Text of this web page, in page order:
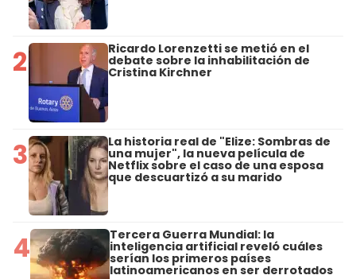
2 Ricardo Lorenzetti se metió en el
debate sobre la inhabilitación de
Cristina Kirchner
3 La historia real de "Elize: Sombras de
una mujer", la nueva película de
Netflix sobre el caso de una esposa
que descuartizó a su marido
4 Tercera Guerra Mundial: la
inteligencia artificial reveló cuáles
serían los primeros países
latinoamericanos en ser derrotados